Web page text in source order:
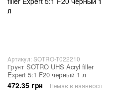
Артикул: SOTRO-T022210
Грунт SOTRO UHS Acryl filler
Expert 5:1 F20 черный 1 л
472.35 грн Немає в наявності